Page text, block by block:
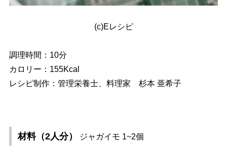
(c)Eレシピ
調理時間：10分
カロリー：155Kcal
レシピ制作：管理栄養士、料理家 杉本 亜希子
材料（2人分） ジャガイモ 1~2個